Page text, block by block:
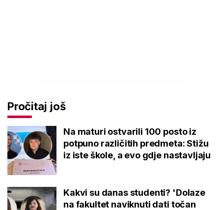
Pročitaj još
Na maturi ostvarili 100 posto iz
potpuno različitih predmeta: Stižu
iz iste škole, a evo gdje nastavljaju
Kakvi su danas studenti? 'Dolaze
na fakultet naviknuti dati točan